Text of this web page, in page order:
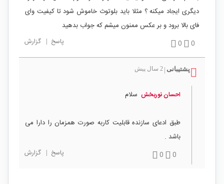
دیگری ایجاد میکنه ؟ مثلا باید بلوتوث خاموش شود تا کیفیت وای
فای بالا برود و بر عکس ممنون میشم که جواب بدهید
0
0 پاسخ | گزارش
پشتیبانی | 2 سال پیش
احسان نوربخش سلام
طبق ادعای سازنده قابلیت کاربه صورت همزمان را دارا می
باشد .
0
0 پاسخ | گزارش